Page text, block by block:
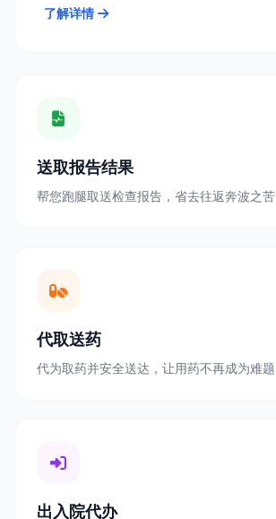
了解详情
送取报告结果
帮您跑腿取送检查报告，省去往返奔波之苦
代取送药
代为取药并安全送达，让用药不再成为难题
出入院代办